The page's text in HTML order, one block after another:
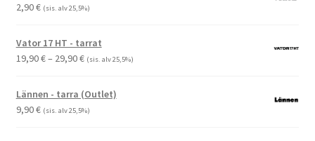
2,90€ (sis. alv 25,5%)
Vator 17 HT - tarrat
19,90€– 29,90€Hintaluokka:
-
(sis. alv 25,5%)
Lännen - tarra (Outlet)
9,90€ (sis. alv 25,5%)